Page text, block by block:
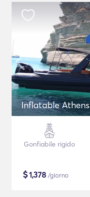
Inflatable Athens
Gonfiabile rigido
$1,378 /giorno